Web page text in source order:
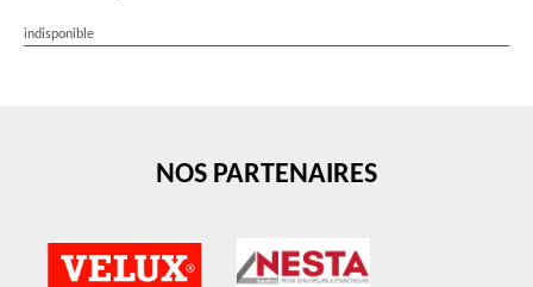
indisponible
NOS PARTENAIRES